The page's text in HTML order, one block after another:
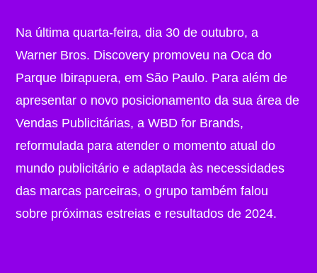
Na última quarta-feira, dia 30 de outubro, a
Warner Bros. Discovery promoveu na Oca do
Parque Ibirapuera, em São Paulo. Para além de
apresentar o novo posicionamento da sua área de
Vendas Publicitárias, a WBD for Brands,
reformulada para atender o momento atual do
mundo publicitário e adaptada às necessidades
das marcas parceiras, o grupo também falou
sobre próximas estreias e resultados de 2024.